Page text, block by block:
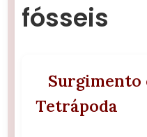
fósseis
Surgimento
Tetrápoda